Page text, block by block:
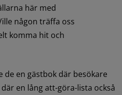
här med
någon träffa oss
komma hit och
de en gästbok där besökare
en lång att-göra-lista också